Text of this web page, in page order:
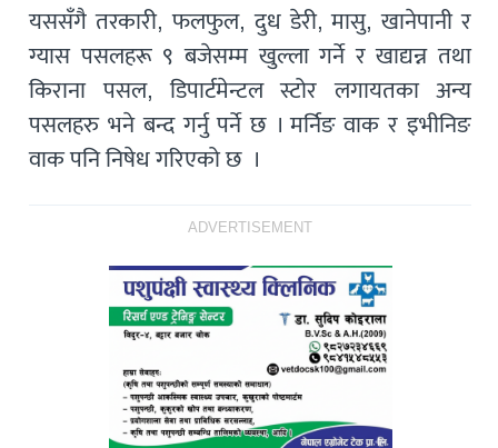
यससँगै तरकारी, फलफुल, दुध डेरी, मासु, खानेपानी र
ग्यास पसलहरू ९ बजेसम्म खुल्ला गर्ने र खाद्यन्न तथा
किराना पसल, डिपार्टमेन्टल स्टोर लगायतका अन्य
पसलहरु भने बन्द गर्नु पर्ने छ । मर्निङ वाक र इभीनिङ
वाक पनि निषेध गरिएको छ ।
ADVERTISEMENT